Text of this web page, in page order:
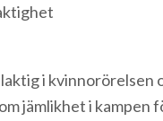
i kvinnorörelsen
jämlikhet i kampen